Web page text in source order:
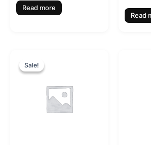
Read more
Read
Sale!
Sale!
g
n
a